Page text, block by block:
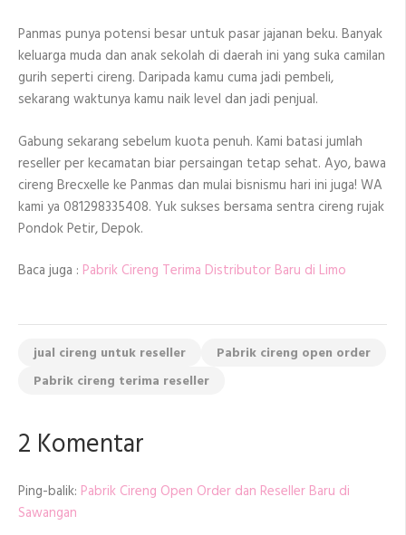
Panmas punya potensi besar untuk pasar jajanan beku. Banyak
keluarga muda dan anak sekolah di daerah ini yang suka camilan
gurih seperti cireng. Daripada kamu cuma jadi pembeli,
sekarang waktunya kamu naik level dan jadi penjual.
Gabung sekarang sebelum kuota penuh. Kami batasi jumlah
reseller per kecamatan biar persaingan tetap sehat. Ayo, bawa
cireng Brecxelle ke Panmas dan mulai bisnismu hari ini juga! WA
kami ya 081298335408. Yuk sukses bersama sentra cireng rujak
Pondok Petir, Depok.
Baca juga : Pabrik Cireng Terima Distributor Baru di Limo
jual cireng untuk reseller
Pabrik cireng open order
Pabrik cireng terima reseller
2 Komentar
Ping-balik: Pabrik Cireng Open Order dan Reseller Baru di
Sawangan